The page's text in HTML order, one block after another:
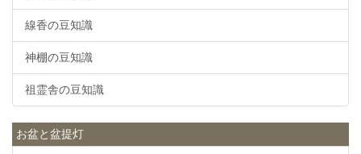
線香の豆知識
神棚の豆知識
祖霊舎の豆知識
お盆と盆提灯